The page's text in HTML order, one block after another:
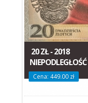
20 ZŁ - 2018
NIEPODLEGŁOŚĆ
Cena: 449.00 zł